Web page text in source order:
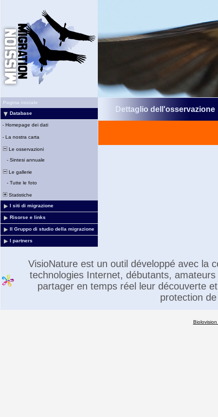
Pagina iniziale
Database
- Homepage dei dati
- La nostra carta
Le osservazioni
- Sintesi annuale
Le gallerie
- Tutte le foto
Statistiche
I siti di migrazione
Risorse e links
Il Gruppo di studio della migrazione
I partners
Dettaglio dell'osservazione
VisioNature est un outil développé avec la
technologies Internet, débutants,
partager en temps réel leur découverte
protection
Biolovision